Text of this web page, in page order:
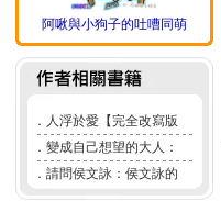
阿啾與小狗子的吐嘈同萌
． 人浮於愛【完全改寫版
． 變成自己想望的大人：
． 請問侯文詠：侯文詠的